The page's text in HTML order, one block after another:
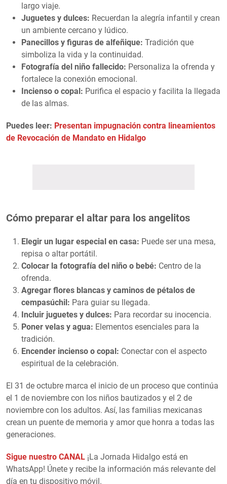
largo viaje.
Juguetes y dulces: Recuerdan la alegría infantil y crean
un ambiente cercano y lúdico.
Panecillos y figuras de alfeñique: Tradición que
simboliza la vida y la continuidad.
Fotografía del niño fallecido: Personaliza la ofrenda y
fortalece la conexión emocional.
Incienso o copal: Purifica el espacio y facilita la llegada
de las almas.
Puedes leer: Presentan impugnación contra lineamientos
de Revocación de Mandato en Hidalgo
Cómo preparar el altar para los angelitos
Elegir un lugar especial en casa: Puede ser una mesa,
repisa o altar portátil.
Colocar la fotografía del niño o bebé: Centro de la
ofrenda.
Agregar flores blancas y caminos de pétalos de
cempasúchil: Para guiar su llegada.
Incluir juguetes y dulces: Para recordar su inocencia.
Poner velas y agua: Elementos esenciales para la
tradición.
Encender incienso o copal: Conectar con el aspecto
espiritual de la celebración.
El 31 de octubre marca el inicio de un proceso que continúa
el 1 de noviembre con los niños bautizados y el 2 de
noviembre con los adultos. Así, las familias mexicanas
crean un puente de memoria y amor que honra a todas las
generaciones.
Sigue nuestro CANAL ¡La Jornada Hidalgo está en
WhatsApp! Únete y recibe la información más relevante del
día en tu dispositivo móvil.